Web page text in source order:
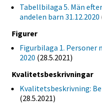
Tabellbilaga 5. Män
andelen barn 31.12.2020
Figurer
Figurbilaga 1. Personer
2020 (28.5.2021)
Kvalitetsbeskrivningar
Kvalitetsbeskrivning:
(28.5.2021)